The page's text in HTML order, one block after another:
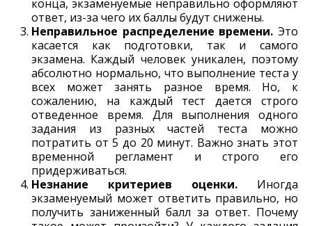
конца, экзаменуемые неправильно оформляют
ответ, из-за чего их баллы будут снижены.
Неправильное распределение времени. Это
касается как подготовки, так и самого
экзамена. Каждый человек уникален, поэтому
абсолютно нормально, что выполнение теста у
всех может занять разное время. Но, к
сожалению, на каждый тест дается строго
отведенное время. Для выполнения одного
задания из разных частей теста можно
потратить от 5 до 20 минут. Важно знать этот
временной регламент и строго его
придерживаться.
Незнание критериев оценки. Иногда
экзаменуемый может ответить правильно, но
получить заниженный балл за ответ. Почему